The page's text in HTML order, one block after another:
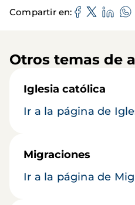
Compartir en
Otros temas de
Iglesia católica
Ir a la página de
Migraciones
Ir a la página de